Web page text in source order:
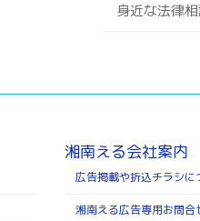
身近な法律
湘南える会社案内
広告掲載や折込チラシに
湘南える広告専用お問合